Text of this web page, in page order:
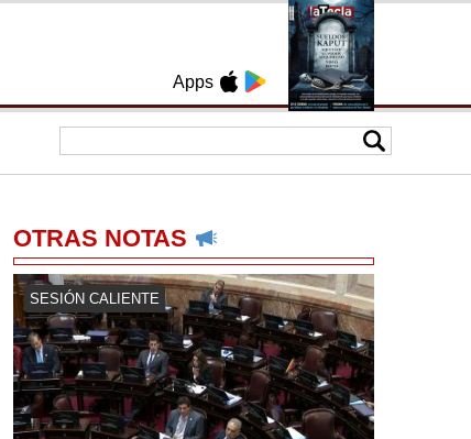
Apps
OTRAS NOTAS
SESIÓN CALIENTE